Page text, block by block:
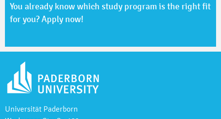
You already know which study program is the right fit
for you? Apply now!
Universität Paderborn